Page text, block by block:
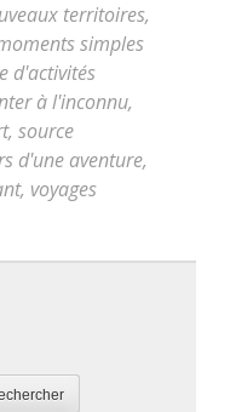
territoires,
simples
d'activités
à l'inconnu,
, source
d'une aventure,
, voyages